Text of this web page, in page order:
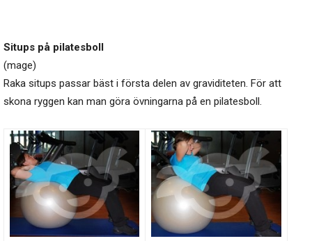
Situps på pilatesboll
(mage)
Raka situps passar bäst i första delen av graviditeten. För att
skona ryggen kan man göra övningarna på en pilatesboll.